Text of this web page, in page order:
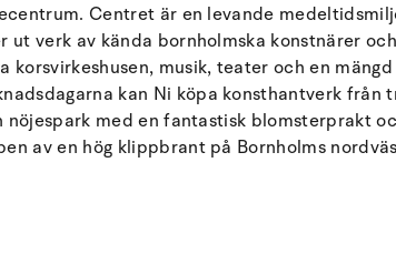
Centret är en levande
verk av kända bornholmska konstnärer
musik, teater och en
kan Ni köpa konsthantverk från
med en fantastisk blomsterprakt
av en hög klippbrant på Bornholms